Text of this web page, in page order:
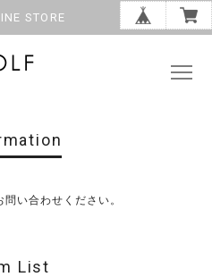
STORE
い合わせください。
List